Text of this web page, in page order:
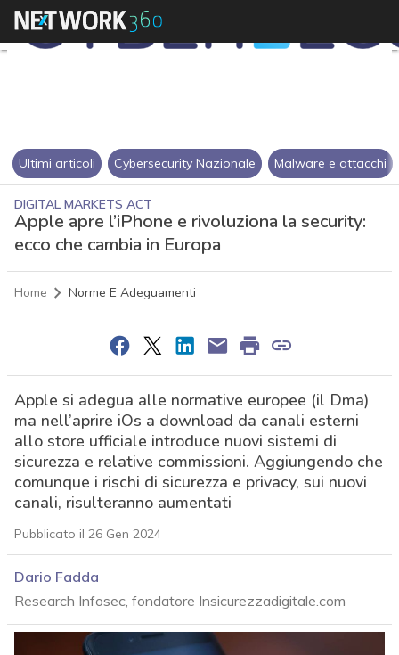
Ultimi articoli Cybersecurity Nazionale Malware e attacchi
DIGITAL MARKETS ACT
Apple apre l’iPhone e rivoluziona la security:
ecco che cambia in Europa
Home Norme E Adeguamenti
Apple si adegua alle normative europee (il Dma)
ma nell’aprire iOs a download da canali esterni
allo store ufficiale introduce nuovi sistemi di
sicurezza e relative commissioni. Aggiungendo che
comunque i rischi di sicurezza e privacy, sui nuovi
canali, risulteranno aumentati
Pubblicato il 26 Gen 2024
Dario Fadda
Research Infosec, fondatore Insicurezzadigitale.com